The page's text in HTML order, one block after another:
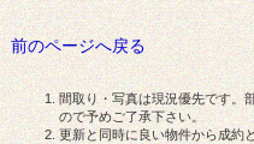
前のページへ戻る
間取り・写真は現況優先です。
ので予めご了承下さい。
更新と同時に良い物件から成約